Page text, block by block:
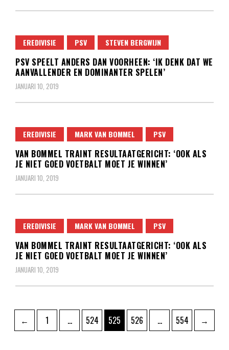
EREDIVISIE PSV STEVEN BERGWIJN
PSV SPEELT ANDERS DAN VOORHEEN: ‘IK DENK DAT WE
AANVALLENDER EN DOMINANTER SPELEN’
JANUARI 10, 2019
EREDIVISIE MARK VAN BOMMEL PSV
VAN BOMMEL TRAINT RESULTAATGERICHT: ‘OOK ALS
JE NIET GOED VOETBALT MOET JE WINNEN’
JANUARI 10, 2019
EREDIVISIE MARK VAN BOMMEL PSV
VAN BOMMEL TRAINT RESULTAATGERICHT: ‘OOK ALS
JE NIET GOED VOETBALT MOET JE WINNEN’
JANUARI 10, 2019
Berichten
paginering
← Pagina
1 … Pagina
524 Pagina
525 Pagina
526 … Pagina
554 →